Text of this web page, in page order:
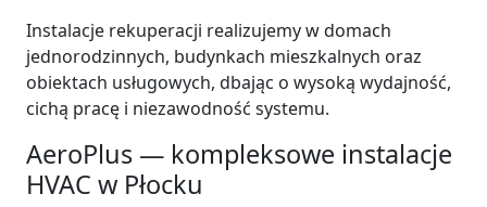
Instalacje rekuperacji realizujemy w domach
jednorodzinnych, budynkach mieszkalnych oraz
obiektach usługowych, dbając o wysoką wydajność,
cichą pracę i niezawodność systemu.
AeroPlus — kompleksowe instalacje
HVAC w Płocku